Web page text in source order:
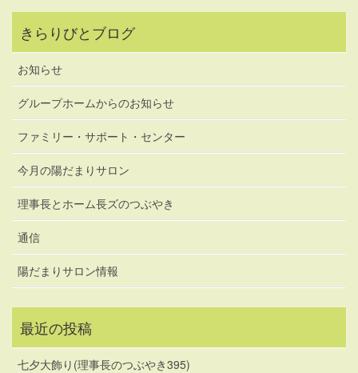
きらりびとブログ
お知らせ
グループホームからのお知らせ
ファミリー・サポート・センター
今月の陽だまりサロン
理事長とホーム長ズのつぶやき
通信
陽だまりサロン情報
最近の投稿
七夕大飾り(理事長のつぶやき395)